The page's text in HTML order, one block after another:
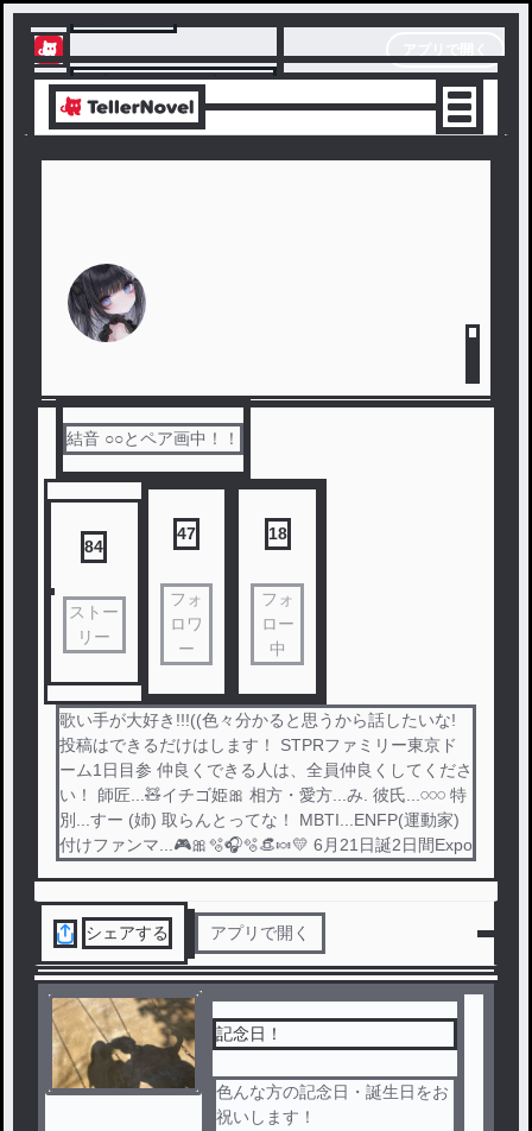
テラーノベル
アプリでサクサク楽しめる
結音 ○○とペア画中！！
84
ストー
リー
47
フォ
ロワ
ー
18
フォ
ロー
中
歌い手が大好き!!!((色々分かると思うから話したいな!
投稿はできるだけはします！ STPRファミリー東京ド
ーム1日目参 仲良くできる人は、全員仲良くしてくださ
い！ 師匠...🧸イチゴ姫🎀 相方・愛方...み. 彼氏...𓏸𓏸𓏸 特
別...すー (姉) 取らんとってな！ MBTI...ENFP(運動家)
付けファンマ...🎮🎀🫧🎧🫧👒🍬‪💛 6月21日誕2日間Expo
シェアする アプリで開く
記念日！
色んな方の記念日・誕生日をお
祝いします！